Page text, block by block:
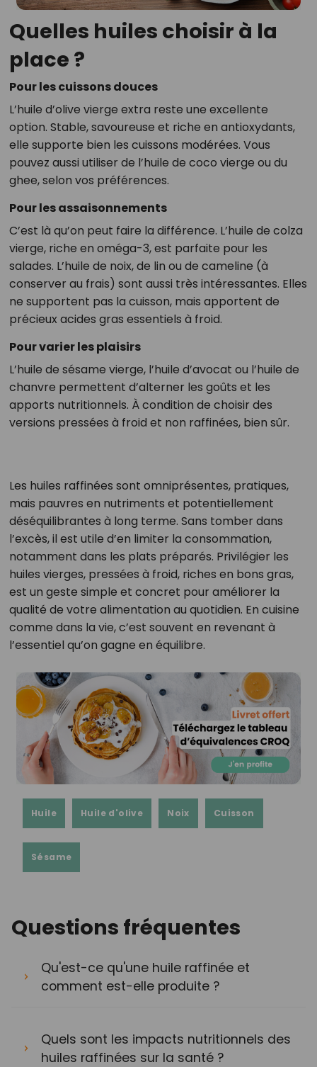
Quelles huiles choisir à la
place ?
Pour les cuissons douces
L’huile d’olive vierge extra reste une excellente
option. Stable, savoureuse et riche en antioxydants,
elle supporte bien les cuissons modérées. Vous
pouvez aussi utiliser de l’huile de coco vierge ou du
ghee, selon vos préférences.
Pour les assaisonnements
C’est là qu’on peut faire la différence. L’huile de colza
vierge, riche en oméga-3, est parfaite pour les
salades. L’huile de noix, de lin ou de cameline (à
conserver au frais) sont aussi très intéressantes. Elles
ne supportent pas la cuisson, mais apportent de
précieux acides gras essentiels à froid.
Pour varier les plaisirs
L’huile de sésame vierge, l’huile d’avocat ou l’huile de
chanvre permettent d’alterner les goûts et les
apports nutritionnels. À condition de choisir des
versions pressées à froid et non raffinées, bien sûr.
Les huiles raffinées sont omniprésentes, pratiques,
mais pauvres en nutriments et potentiellement
déséquilibrantes à long terme. Sans tomber dans
l’excès, il est utile d’en limiter la consommation,
notamment dans les plats préparés. Privilégier les
huiles vierges, pressées à froid, riches en bons gras,
est un geste simple et concret pour améliorer la
qualité de votre alimentation au quotidien. En cuisine
comme dans la vie, c’est souvent en revenant à
l’essentiel qu’on gagne en équilibre.
Huile Huile d'olive Noix Cuisson
Sésame
Questions fréquentes
Qu'est-ce qu'une huile raffinée et
comment est-elle produite ?
Quels sont les impacts nutritionnels des
huiles raffinées sur la santé ?